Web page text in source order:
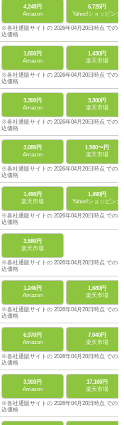
4,248円
Amazon
6,726円
Yahoo!ショッピング
※各社通販サイトの 2026年04月20日時点 での税
込価格
1,650円
Amazon
1,430円
楽天市場
※各社通販サイトの 2026年04月20日時点 での税
込価格
3,300円
Amazon
3,300円
楽天市場
※各社通販サイトの 2026年04月20日時点 での税
込価格
3,080円
Amazon
1,580〜円
楽天市場
※各社通販サイトの 2026年04月20日時点 での税
込価格
1,490円
楽天市場
1,490円
Yahoo!ショッピング
※各社通販サイトの 2026年04月20日時点 での税
込価格
3,580円
楽天市場
※各社通販サイトの 2026年04月20日時点 での税
込価格
1,246円
Amazon
1,680円
楽天市場
※各社通販サイトの 2026年04月20日時点 での税
込価格
6,970円
Amazon
7,040円
楽天市場
※各社通販サイトの 2026年04月20日時点 での税
込価格
3,900円
Amazon
17,100円
楽天市場
※各社通販サイトの 2026年04月20日時点 での税
込価格